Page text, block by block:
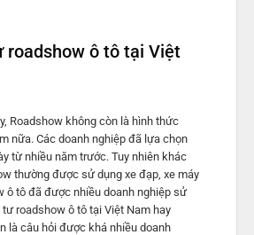
roadshow ô tô tại Việt
Roadshow không còn là hình thức
nữa. Các doanh nghiệp đã lựa chọn
từ nhiều năm trước. Tuy nhiên khác
thường được sử dụng xe đạp, xe máy
ô tô đã được nhiều doanh nghiệp sử
roadshow ô tô tại Việt Nam hay
là câu hỏi được khá nhiều doanh